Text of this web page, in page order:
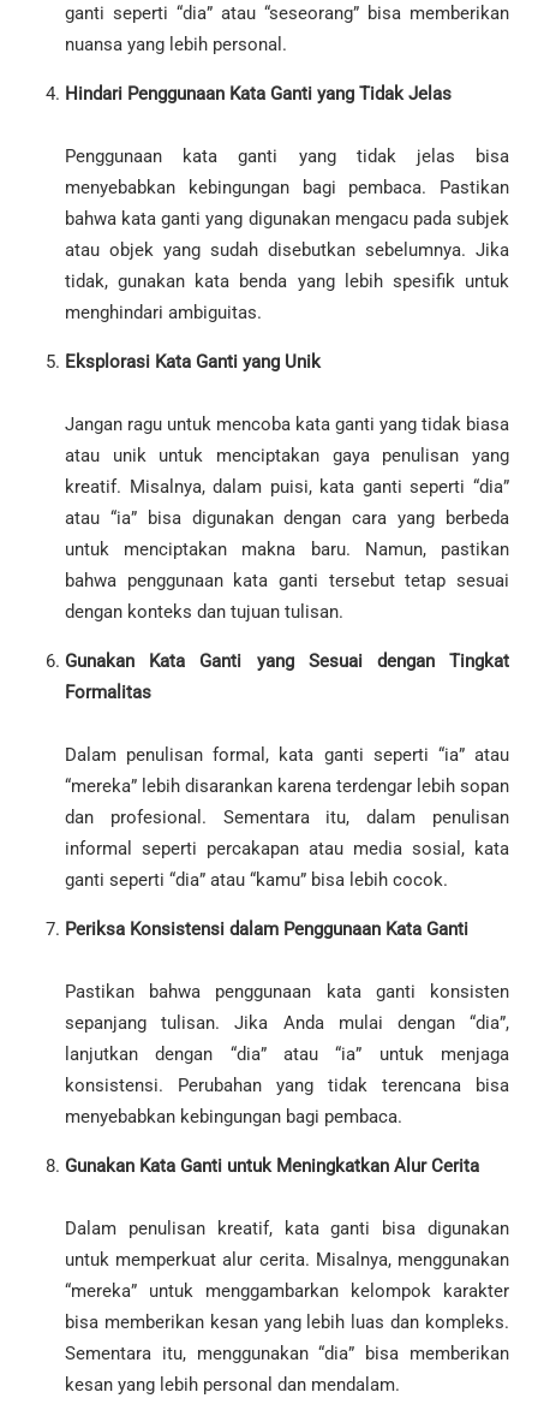
ganti seperti “dia” atau “seseorang” bisa memberikan
nuansa yang lebih personal.
Hindari Penggunaan Kata Ganti yang Tidak Jelas
Penggunaan kata ganti yang tidak jelas bisa
menyebabkan kebingungan bagi pembaca. Pastikan
bahwa kata ganti yang digunakan mengacu pada subjek
atau objek yang sudah disebutkan sebelumnya. Jika
tidak, gunakan kata benda yang lebih spesifik untuk
menghindari ambiguitas.
Eksplorasi Kata Ganti yang Unik
Jangan ragu untuk mencoba kata ganti yang tidak biasa
atau unik untuk menciptakan gaya penulisan yang
kreatif. Misalnya, dalam puisi, kata ganti seperti “dia”
atau “ia” bisa digunakan dengan cara yang berbeda
untuk menciptakan makna baru. Namun, pastikan
bahwa penggunaan kata ganti tersebut tetap sesuai
dengan konteks dan tujuan tulisan.
Gunakan Kata Ganti yang Sesuai dengan Tingkat
Formalitas
Dalam penulisan formal, kata ganti seperti “ia” atau
“mereka” lebih disarankan karena terdengar lebih sopan
dan profesional. Sementara itu, dalam penulisan
informal seperti percakapan atau media sosial, kata
ganti seperti “dia” atau “kamu” bisa lebih cocok.
Periksa Konsistensi dalam Penggunaan Kata Ganti
Pastikan bahwa penggunaan kata ganti konsisten
sepanjang tulisan. Jika Anda mulai dengan “dia”,
lanjutkan dengan “dia” atau “ia” untuk menjaga
konsistensi. Perubahan yang tidak terencana bisa
menyebabkan kebingungan bagi pembaca.
Gunakan Kata Ganti untuk Meningkatkan Alur Cerita
Dalam penulisan kreatif, kata ganti bisa digunakan
untuk memperkuat alur cerita. Misalnya, menggunakan
“mereka” untuk menggambarkan kelompok karakter
bisa memberikan kesan yang lebih luas dan kompleks.
Sementara itu, menggunakan “dia” bisa memberikan
kesan yang lebih personal dan mendalam.